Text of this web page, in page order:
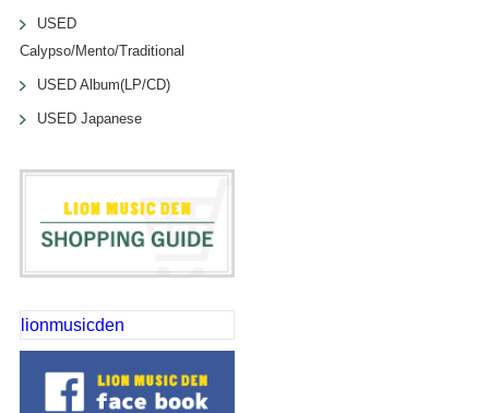
USED
Calypso/Mento/Traditional
USED Album(LP/CD)
USED Japanese
lionmusicden